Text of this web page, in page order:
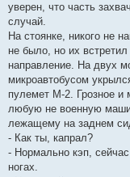
уверен, что часть
случай.
На стоянке, никого не
не было, но их
направление. На двух
микроавтобусом
пулемет М-2. Грозное и
любую не военную
лежащему на заднем
- Как ты, капрал?
- Нормально кэп,
ногах.